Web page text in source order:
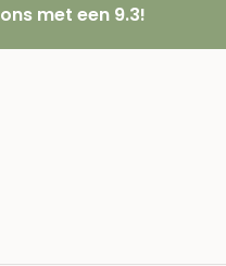
met een 9.3!